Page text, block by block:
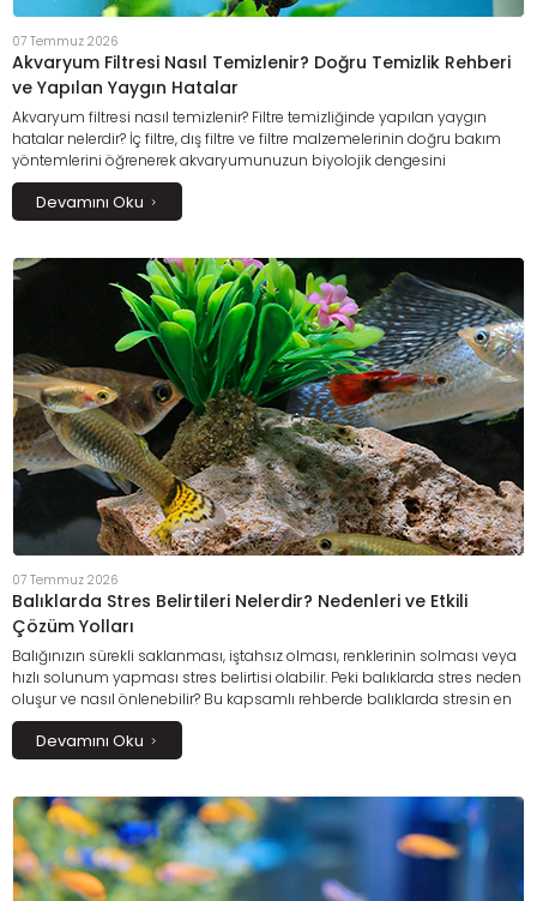
07 Temmuz 2026
Akvaryum Filtresi Nasıl Temizlenir? Doğru Temizlik Rehberi
ve Yapılan Yaygın Hatalar
Akvaryum filtresi nasıl temizlenir? Filtre temizliğinde yapılan yaygın
hatalar nelerdir? İç filtre, dış filtre ve filtre malzemelerinin doğru bakım
yöntemlerini öğrenerek akvaryumunuzun biyolojik dengesini
koruyabilir, suyun daha uzun süre berrak kalmasını sağlayabilirsiniz. Bu
kapsamlı rehberde filtre temizliğinin püf noktalarını, dikkat edilmesi
gerekenleri ve filtre performansını artıracak etkili bakım önerilerini detaylı
Devamını Oku
07 Temmuz 2026
Balıklarda Stres Belirtileri Nelerdir? Nedenleri ve Etkili
Çözüm Yolları
Balığınızın sürekli saklanması, iştahsız olması, renklerinin solması veya
hızlı solunum yapması stres belirtisi olabilir. Peki balıklarda stres neden
oluşur ve nasıl önlenebilir? Bu kapsamlı rehberde balıklarda stresin en
yaygın nedenlerini, erken belirtilerini, doğru bakım yöntemlerini ve stresi
azaltmaya yardımcı etkili çözüm önerilerini ayrıntılı olarak
keşfedebilirsiniz. Sağlıklı bir akvaryum ortamı oluşturarak balıklarınızın
Devamını Oku